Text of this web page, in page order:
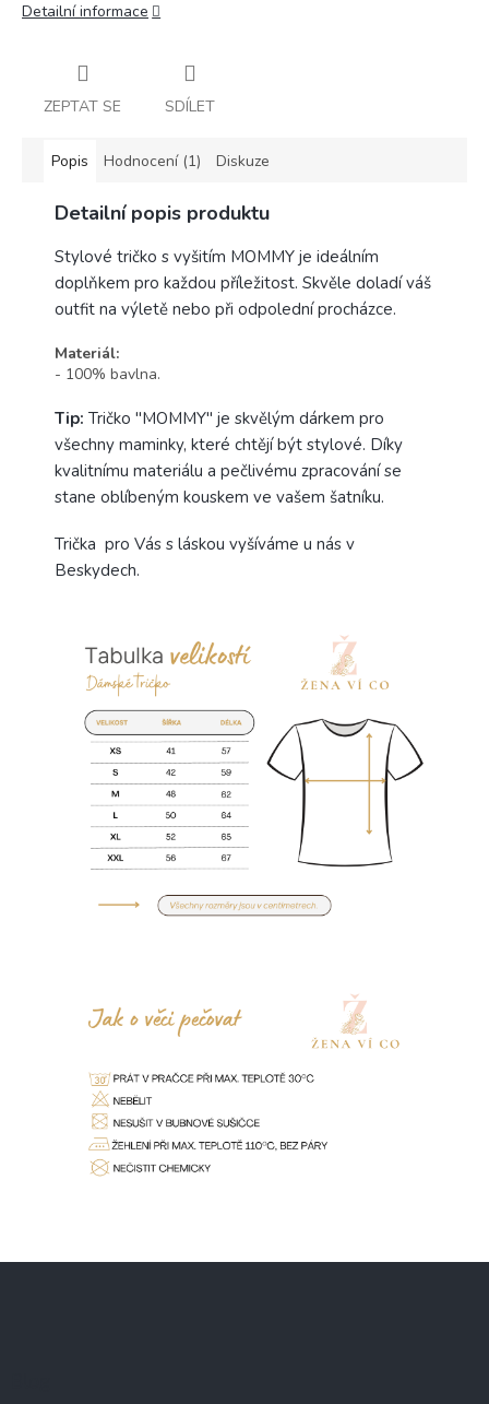
Detailní informace
ZEPTAT SE SDÍLET
Popis Hodnocení (1) Diskuze
Detailní popis produktu
Stylové tričko s vyšitím MOMMY je ideálním
doplňkem pro každou příležitost. Skvěle doladí váš
outfit na výletě nebo při odpolední procházce.
Materiál:
- 100% bavlna.
Tip: Tričko "MOMMY" je skvělým dárkem pro
všechny maminky, které chtějí být stylové. Díky
kvalitnímu materiálu a pečlivému zpracování se
stane oblíbeným kouskem ve vašem šatníku.
Trička pro Vás s láskou vyšíváme u nás v
Beskydech.